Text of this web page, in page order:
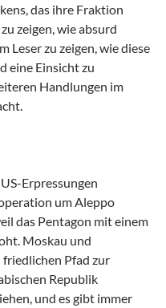
das ihre Fraktion
zeigen, wie absurd
Leser zu zeigen, wie diese
eine Einsicht zu
Handlungen im
Erpressungen
um Aleppo
das Pentagon mit einem
Moskau und
Pfad zur
Republik
und es gibt immer